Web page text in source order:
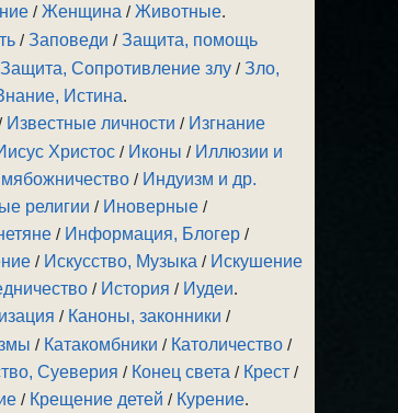
/Женщина /Животные.
/Заповеди /Защита, помощь
Защита, Сопротивление злу /Зло,
Истина.
Известные личности / Изгнание
Христос / Иконы / Иллюзии и
/ Индуизм и др.
религии / Иноверные /
/ Информация, Блогер /
/ Искусство, Музыка / Искушение
/ История / Иудеи.
/ Каноны, законники /
/ Катакомбники / Католичество /
Суеверия / Конец света / Крест /
/ Крещение детей / Курение.